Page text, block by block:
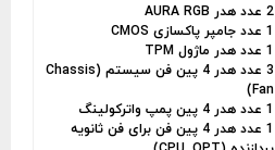
2 عدد هدر AURA RGB
1 عدد جامپر پاکسازی CMOS
1 عدد هدر ماژول TPM
3 عدد هدر 4 پین فن سیستم (Chassis
Fan)
1 عدد هدر 4 پین پمپ واترکولینگ
1 عدد هدر 4 پین فن برای فن ثانویه